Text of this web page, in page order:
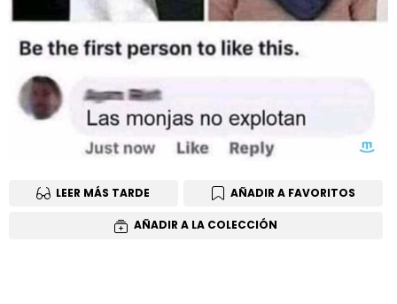
LEER MÁS TARDE AÑADIR A FAVORITOS
AÑADIR A LA COLECCIÓN